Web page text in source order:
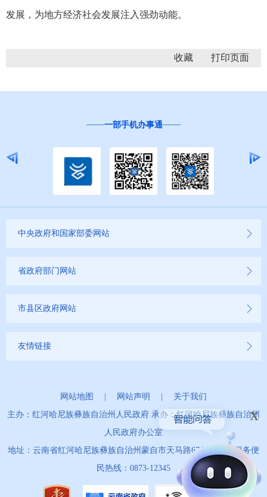
发展，为地方经济社会发展注入强劲动能。
收藏
一部手机办事通
中央政府和国家部委网站
省政府部门网站
市县区政府网站
友情链接
网站地图 网站声明
关于我们
主办：红河哈尼族彝族自治州人民政府 承办：红河哈尼族彝族自治州
人民政府办公室
地址：云南省红河哈尼族彝族自治州蒙自市天马路67号 政务服务便
民热线：0873-12345
x